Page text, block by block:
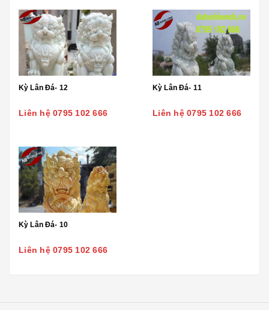
Kỳ Lân Đá- 12
Liên hệ 0795 102 666
Kỳ Lân Đá- 11
Liên hệ 0795 102 666
Kỳ Lân Đá- 10
Liên hệ 0795 102 666